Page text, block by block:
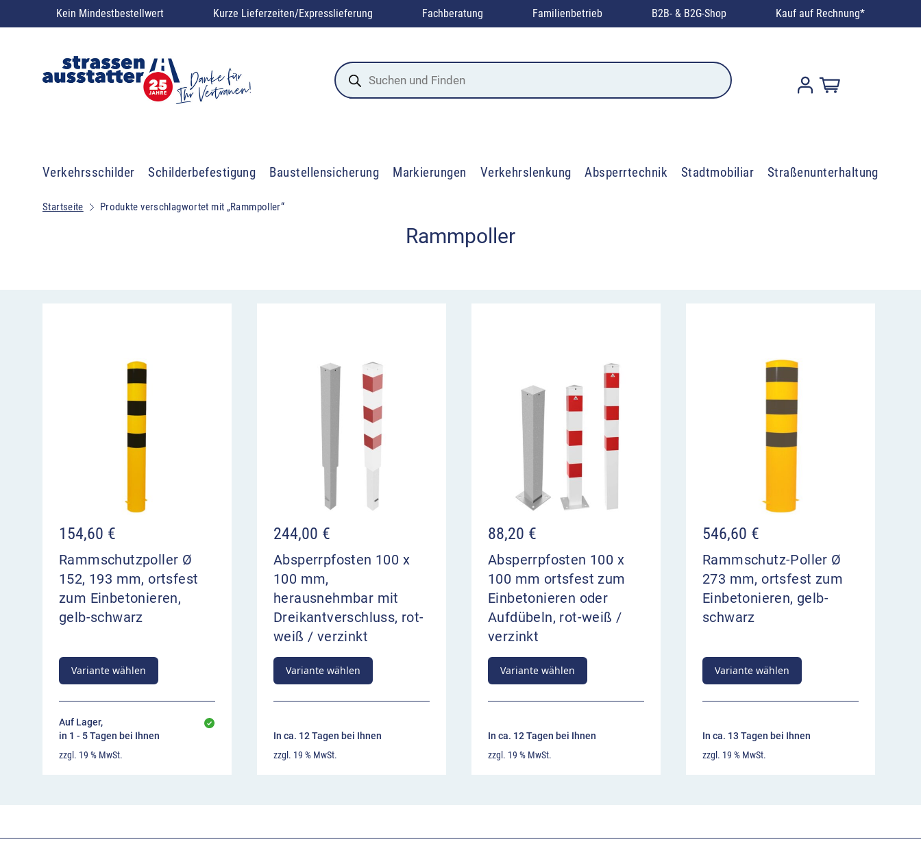
Kein Mindestbestellwert Kurze Lieferzeiten/Expresslieferung Fachberatung Familienbetrieb B2B- & B2G-Shop Kauf auf Rechnung*
Products
search
Verkehrsschilder Schilderbefestigung Baustellensicherung Markierungen Verkehrslenkung Absperrtechnik Stadtmobiliar Straßenunterhaltung
Startseite Produkte verschlagwortet mit „Rammpoller“
Rammpoller
154,60 €
Rammschutzpoller Ø
152, 193 mm, ortsfest
zum Einbetonieren,
gelb-schwarz
Variante wählen
Auf Lager,
in 1 - 5 Tagen bei Ihnen
zzgl. 19 % MwSt.
244,00 €
Absperrpfosten 100 x
100 mm,
herausnehmbar mit
Dreikantverschluss, rot-
weiß / verzinkt
Variante wählen
In ca. 12 Tagen bei Ihnen
zzgl. 19 % MwSt.
88,20 €
Absperrpfosten 100 x
100 mm ortsfest zum
Einbetonieren oder
Aufdübeln, rot-weiß /
verzinkt
Variante wählen
In ca. 12 Tagen bei Ihnen
zzgl. 19 % MwSt.
546,60 €
Rammschutz-Poller Ø
273 mm, ortsfest zum
Einbetonieren, gelb-
schwarz
Variante wählen
In ca. 13 Tagen bei Ihnen
zzgl. 19 % MwSt.